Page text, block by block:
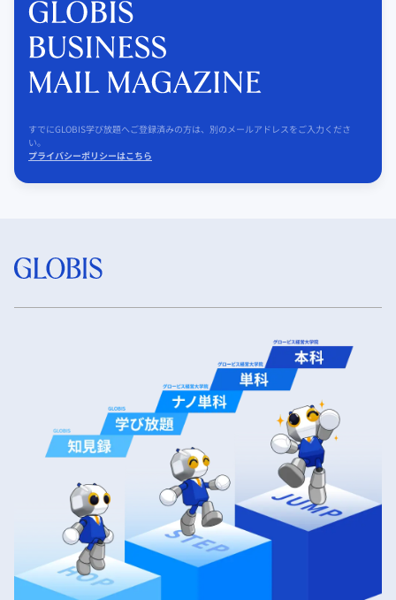
すでにGLOBIS学び放題へご登録済みの方は、別のメールアドレスをご入力くださ
い。
プライバシーポリシーはこちら